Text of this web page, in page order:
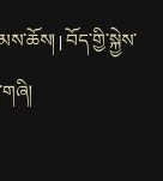
བོད་གྱི་སྐྱེས་